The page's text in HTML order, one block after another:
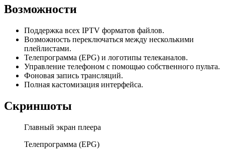
Возможности
Поддержка всех IPTV форматов файлов.
Возможность переключаться между несколькими
плейлистами.
Телепрограмма (EPG) и логотипы телеканалов.
Управление телефоном с помощью собственного пульта.
Фоновая запись трансляций.
Полная кастомизация интерфейса.
Скриншоты
Главный экран плеера
Телепрограмма (EPG)